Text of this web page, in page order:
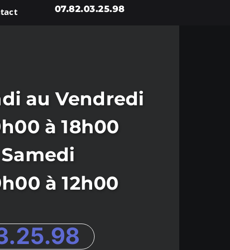
07.82.03.25.98
au Vendredi
à 18h00
Samedi
à 12h00